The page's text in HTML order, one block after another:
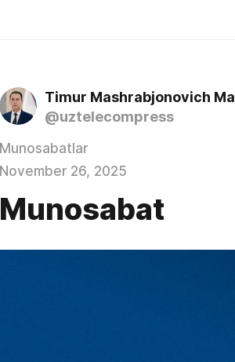
Timur Mashrabjonovich
@uztelecompress
Munosabatlar
November 26, 2025
Munosabat